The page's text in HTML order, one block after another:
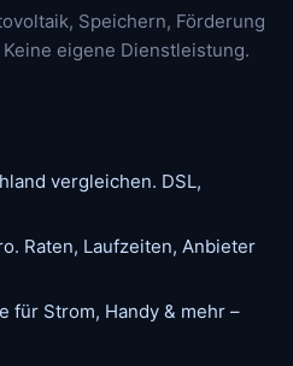
Speichern, Förderung
eigene Dienstleistung.
vergleichen. DSL,
Raten, Laufzeiten, Anbieter
für Strom, Handy & mehr –